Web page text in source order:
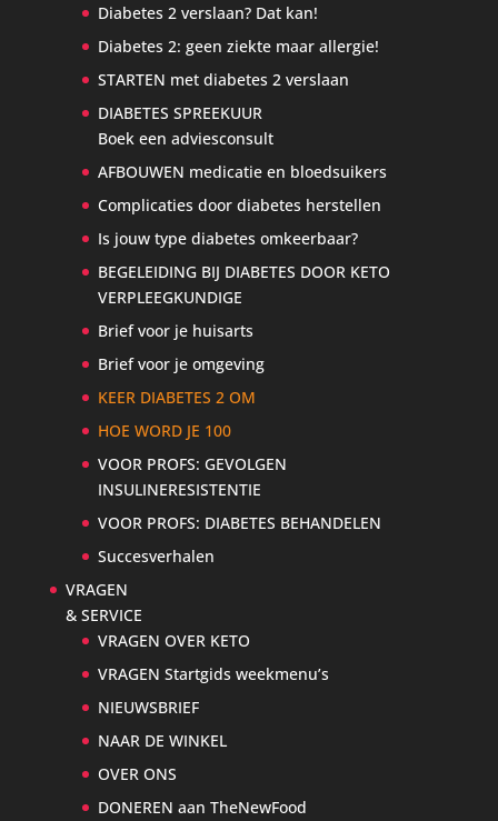
Diabetes 2 verslaan? Dat kan!
Diabetes 2: geen ziekte maar allergie!
STARTEN met diabetes 2 verslaan
DIABETES SPREEKUUR
Boek een adviesconsult
AFBOUWEN medicatie en bloedsuikers
Complicaties door diabetes herstellen
Is jouw type diabetes omkeerbaar?
BEGELEIDING BIJ DIABETES DOOR KETO
VERPLEEGKUNDIGE
Brief voor je huisarts
Brief voor je omgeving
KEER DIABETES 2 OM
HOE WORD JE 100
VOOR PROFS: GEVOLGEN
INSULINERESISTENTIE
VOOR PROFS: DIABETES BEHANDELEN
Succesverhalen
VRAGEN
& SERVICE
VRAGEN OVER KETO
VRAGEN Startgids weekmenu’s
NIEUWSBRIEF
NAAR DE WINKEL
OVER ONS
DONEREN aan TheNewFood